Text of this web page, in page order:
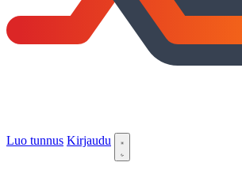
Luo tunnus Kirjaudu